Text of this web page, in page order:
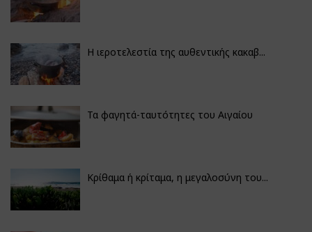
Η ιεροτελεστία της αυθεντικής κακαβ...
Τα φαγητά-ταυτότητες του Αιγαίου
Κρίθαμα ή κρίταμα, η μεγαλοσύνη του...